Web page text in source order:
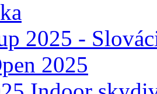
2025 -
2025